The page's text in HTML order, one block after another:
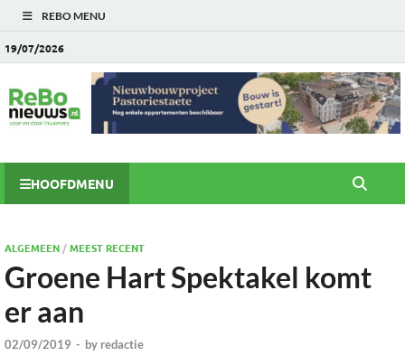
REBO MENU
19/07/2026
HOOFDMENU
ALGEMEEN/MEEST RECENT
Groene Hart Spektakel komt
er aan
02/09/2019 - by redactie